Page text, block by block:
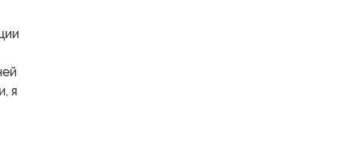
я